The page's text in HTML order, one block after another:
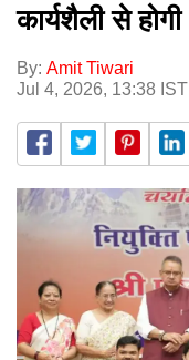
कार्यशैली से होगी
By: Amit Tiwari
Jul 4, 2026, 13:38 IST